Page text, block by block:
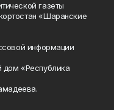
газеты
«Шаранские
информации
дом «Республика